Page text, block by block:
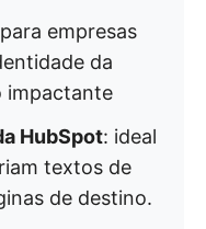
empresas
da
impactante
HubSpot: ideal
textos de
de destino.